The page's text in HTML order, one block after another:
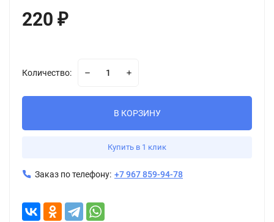
220 ₽
Количество:
В КОРЗИНУ
Купить в 1 клик
Заказ по телефону: +7 967 859-94-78